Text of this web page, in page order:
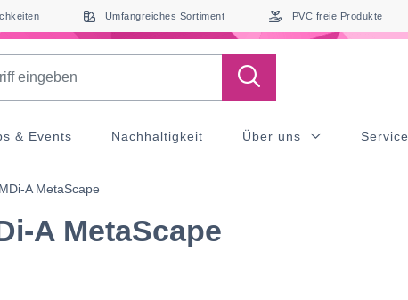
Umfangreiches Sortiment PVC freie Produkte
& Events Nachhaltigkeit Über uns Service
A MetaScape
A MetaScape